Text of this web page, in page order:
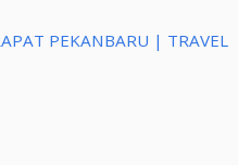
PEKANBARU | TRAVEL